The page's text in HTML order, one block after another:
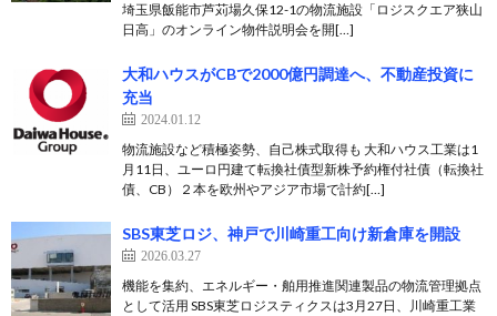
埼玉県飯能市芦苅場久保12-1の物流施設「ロジスクエア狭山
日高」のオンライン物件説明会を開[…]
大和ハウスがCBで2000億円調達へ、不動産投資に
充当
2024.01.12
物流施設など積極姿勢、自己株式取得も 大和ハウス工業は1
月11日、ユーロ円建て転換社債型新株予約権付社債（転換社
債、CB）２本を欧州やアジア市場で計約[…]
SBS東芝ロジ、神戸で川崎重工向け新倉庫を開設
2026.03.27
機能を集約、エネルギー・舶用推進関連製品の物流管理拠点
として活用 SBS東芝ロジスティクスは3月27日、川崎重工業